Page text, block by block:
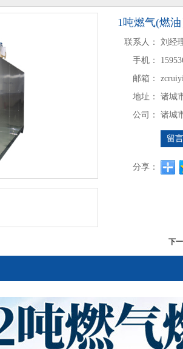
1吨燃气(燃
联系人：
刘经
手机：
邮箱：
地址：
诸城
公司：
诸城
留
分享：
下